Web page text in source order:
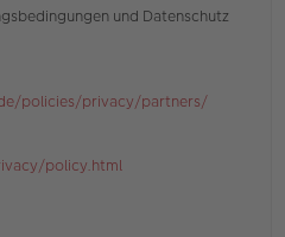
und Datenschutz
policies/privacy/partners/
policy.html